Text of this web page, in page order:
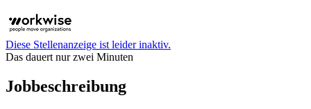
Diese Stellenanzeige ist leider inaktiv.
Das dauert nur zwei Minuten
Jobbeschreibung